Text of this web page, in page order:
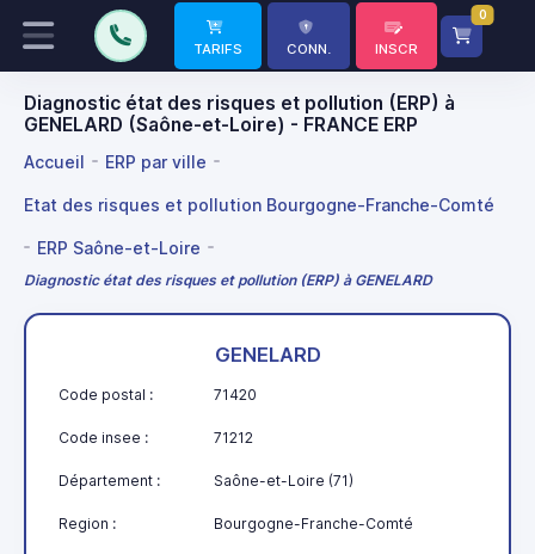
TARIFS CONN. INSCR
0
Diagnostic état des risques et pollution (ERP) à
GENELARD (Saône-et-Loire) - FRANCE ERP
Accueil ERP par ville
Etat des risques et pollution Bourgogne-Franche-Comté
ERP Saône-et-Loire
Diagnostic état des risques et pollution (ERP) à GENELARD
GENELARD
Code postal : 71420
Code insee : 71212
Département : Saône-et-Loire (71)
Region : Bourgogne-Franche-Comté